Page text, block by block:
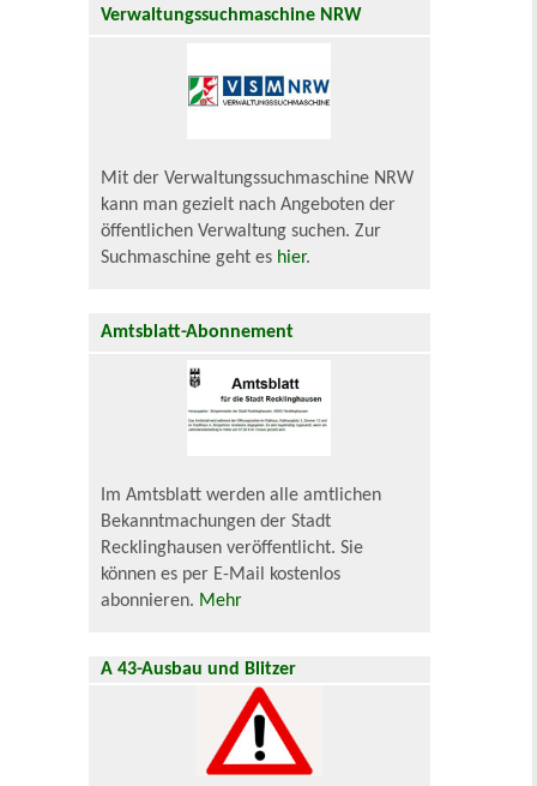
Verwaltungssuchmaschine NRW
Mit der Verwaltungssuchmaschine NRW
kann man gezielt nach Angeboten der
öffentlichen Verwaltung suchen. Zur
Suchmaschine geht es hier.
Amtsblatt-Abonnement
Im Amtsblatt werden alle amtlichen
Bekanntmachungen der Stadt
Recklinghausen veröffentlicht. Sie
können es per E-Mail kostenlos
abonnieren. Mehr
A 43-Ausbau und Blitzer